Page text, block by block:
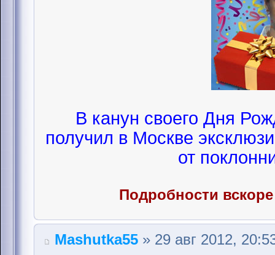
В канун своего Дня
получил в Москве
от
Подробности
Mashutka55 » 29 авг 2012,